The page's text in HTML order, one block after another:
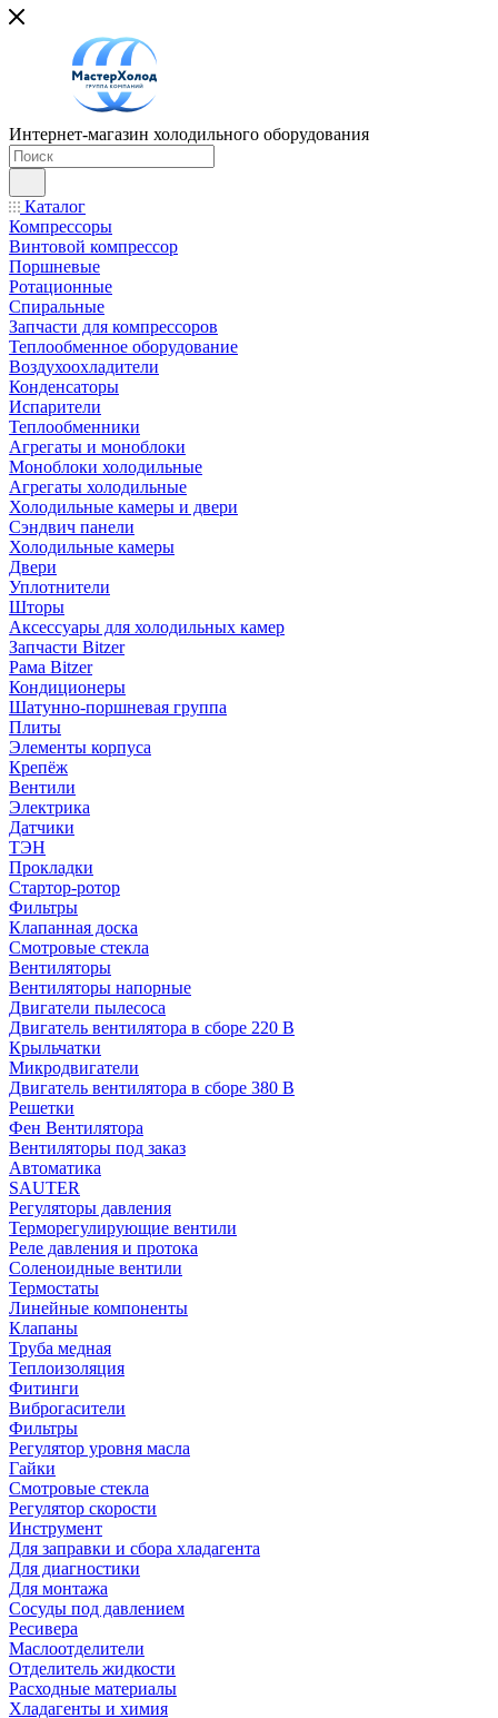
Интернет-магазин холодильного оборудования
Каталог
Компрессоры
Винтовой компрессор
Поршневые
Ротационные
Спиральные
Запчасти для компрессоров
Теплообменное оборудование
Воздухоохладители
Конденсаторы
Испарители
Теплообменники
Агрегаты и моноблоки
Моноблоки холодильные
Агрегаты холодильные
Холодильные камеры и двери
Сэндвич панели
Холодильные камеры
Двери
Уплотнители
Шторы
Аксессуары для холодильных камер
Запчасти Bitzer
Рама Bitzer
Кондиционеры
Шатунно-поршневая группа
Плиты
Элементы корпуса
Крепёж
Вентили
Электрика
Датчики
ТЭН
Прокладки
Стартор-ротор
Фильтры
Клапанная доска
Смотровые стекла
Вентиляторы
Вентиляторы напорные
Двигатели пылесоса
Двигатель вентилятора в сборе 220 В
Крыльчатки
Микродвигатели
Двигатель вентилятора в сборе 380 В
Решетки
Фен Вентилятора
Вентиляторы под заказ
Автоматика
SAUTER
Регуляторы давления
Терморегулирующие вентили
Реле давления и протока
Соленоидные вентили
Термостаты
Линейные компоненты
Клапаны
Труба медная
Теплоизоляция
Фитинги
Виброгасители
Фильтры
Регулятор уровня масла
Гайки
Смотровые стекла
Регулятор скорости
Инструмент
Для заправки и сбора хладагента
Для диагностики
Для монтажа
Сосуды под давлением
Ресивера
Маслоотделители
Отделитель жидкости
Расходные материалы
Хладагенты и химия